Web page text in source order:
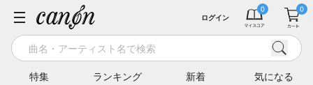
特集 ランキング 新着 気になる
ログイン